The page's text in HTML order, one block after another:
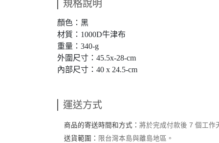
規格說明
顏色：黑
材質：1000D牛津布
重量：340-g
外圍尺寸：45.5x-28-cm
內部尺寸：40 x 24.5-cm
運送方式
商品的寄送時間和方式： 將於完成付款後 7 個工作
送貨範圍： 限台灣本島與離島地區。